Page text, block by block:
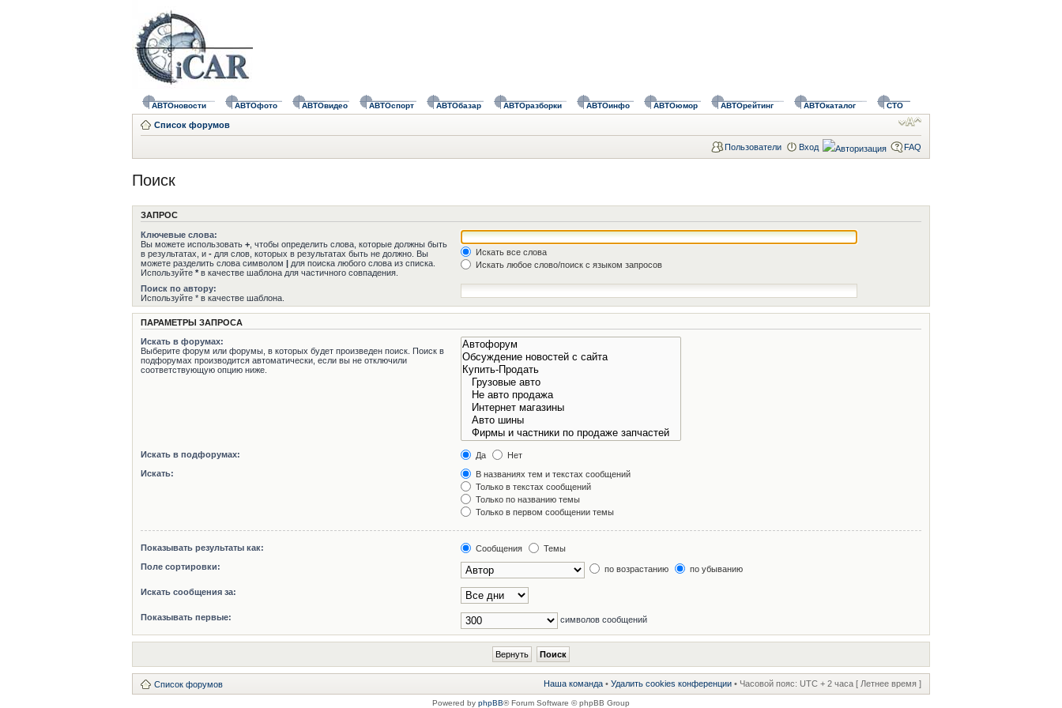
АВТОновости АВТОфото АВТОвидео АВТОспорт АВТОбазар АВТОразборки АВТОинфо АВТОюмор АВТОрейтинг АВТОкаталог СТО
Список форумов
Пользователи Вход FAQ
Поиск
ЗАПРОС
Ключевые слова:
Вы можете использовать + , чтобы определить слова, которые должны быть
в результатах, и - для слов, которых в результатах быть не должно. Вы
можете разделить слова символом | для поиска любого слова из списка.
Используйте * в качестве шаблона для частичного совпадения.
Искать все слова
Искать любое слово/поиск с языком запросов
Поиск по автору:
Используйте * в качестве шаблона.
ПАРАМЕТРЫ ЗАПРОСА
Искать в форумах:
Выберите форум или форумы, в которых будет произведен поиск. Поиск в
подфорумах производится автоматически, если вы не отключили
соответствующую опцию ниже.
Искать в подфорумах: Да
Нет
Искать:
В названиях тем и текстах сообщений
Только в текстах сообщений
Только по названию темы
Только в первом сообщении темы
Показывать результаты как: Сообщения
Темы
Поле сортировки:
по возрастанию по убыванию
Искать сообщения за:
Показывать первые: символов сообщений
Список форумов Наша команда • Удалить cookies конференции • Часовой пояс: UTC + 2 часа [ Летнее время ]
Powered by phpBB® Forum Software © phpBB Group